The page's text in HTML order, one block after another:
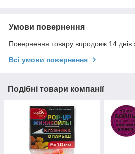
Умови повернення
Повернення товару впродовж 14 днів
Всі умови повернення
Подібні товари компанії